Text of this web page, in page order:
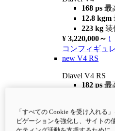
168 ps 最
12.8 kgm
223 kg 装
¥ 3,220,000～ i
コンフィギュ
new V4 RS
Diavel V4 RS
182 ps 最
¥4,400,000 i
コンフィギュ
「すべての Cookie を受け入れる
ビゲーションを強化し、サイトの